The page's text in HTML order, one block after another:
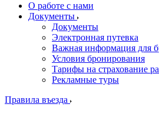
О работе с нами
Документы
Документы
Электронная путевка
Важная информация для
Условия бронирования
Тарифы на страхование
Рекламные туры
Правила въезда